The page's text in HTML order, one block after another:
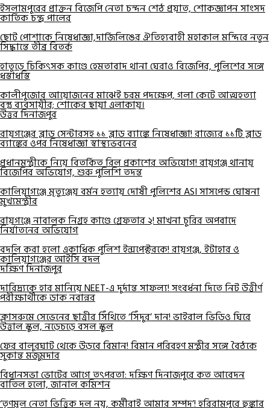
ইসলামপুরের প্রাক্তন বিজেপি নেতা চন্দন শেঠ প্রয়াত, শোকজ্ঞাপন সাংসদ
কার্তিক চন্দ্র পালের
ছোট পোশাকে নিষেধাজ্ঞা,দার্জিলিঙের ঐতিহ্যবাহী মহাকাল মন্দিরে নতুন
সিদ্ধান্তে তীব্র বিতর্ক
হাতুড়ে চিকিৎসক কাণ্ডে হেমতাবাদ থানা ঘেরাও বিজেপির, পুলিশের সঙ্গে
ধস্তাধস্তি
কালীপুজোর আয়োজনের মাঝেই চরম পদক্ষেপ, গলা কেটে আত্মহত্যা
বস্ত্র ব্যবসায়ীর; শোকের ছায়া এলাকায়।
উত্তর দিনাজপুর
রায়গঞ্জের ব্লাড সেন্টারসহ ১১ ব্লাড ব্যাঙ্কে নিষেধাজ্ঞা! রাজ্যের ১১টি ব্লাড
ব্যাঙ্কের ওপর নিষেধাজ্ঞা স্বাস্থ্যভবনের
প্রধানমন্ত্রীকে নিয়ে বিতর্কিত রিল প্রকাশের অভিযোগ! রায়গঞ্জ থানায়
বিজেপির অভিযোগ, শুরু পুলিশি তদন্ত
কালিয়াগঞ্জে মৃত্যুঞ্জয় বর্মন হত্যায় দোষী পুলিশের ASI সাসপেন্ড ঘোষনা
মুখ্যমন্ত্রীর
রায়গঞ্জে নাবালক নিগ্রহ কাণ্ডে গ্রেফতার ২! মাখনা চুরির অপবাদে
নির্যাতনের অভিযোগ
বদলি করা হলো একাধিক পুলিশ ইন্সপেক্টরকে! রায়গঞ্জ, ইটাহার ও
কালিয়াগঞ্জের আইসি বদল
দক্ষিণ দিনাজপুর
দারিদ্র্যকে হার মানিয়ে NEET-এ দুর্দান্ত সাফল্য! সংবর্ধনা দিতে নিট উত্তীর্ণ
পরীক্ষার্থীকে ডাক নবান্নর
ক্লাসরুমে সেভেনের ছাত্রীর সিঁথিতে ‘সিঁদুর’ দান! ভাইরাল ভিডিও ঘিরে
উত্তাল স্কুল, নড়েচড়ে বসল স্কুল
ফের বালুরঘাট থেকে উড়বে বিমান! বিমান পরিবহণ মন্ত্রীর সঙ্গে বৈঠকে
সুকান্ত মজুমদার
বিধানসভা ভোটের আগে তৎপরতা: দক্ষিণ দিনাজপুরে কত আবেদন
বাতিল হলো, জানাল কমিশন
‘তৃণমূল নেতা ভিত্তিক দল নয়, কর্মীরাই আমার সম্পদ’! হরিরামপুরে হুঙ্কার